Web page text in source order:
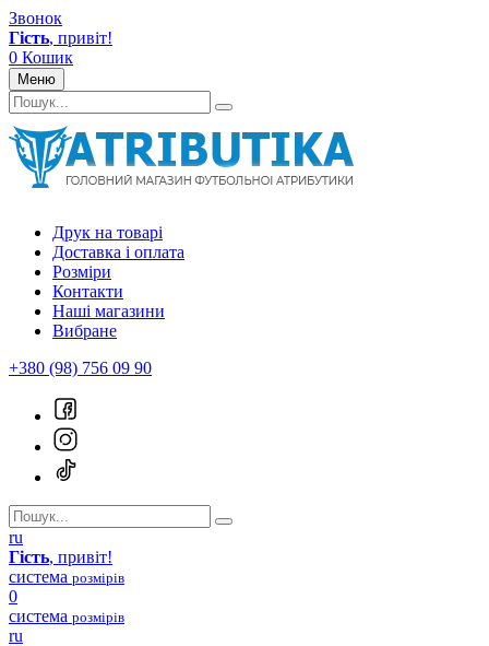
Звонок
Гість, привіт!
0 Кошик
Меню
Друк на товарі
Доставка і оплата
Розміри
Контакти
Наші магазини
Вибране
+380 (98) 756 09 90
ru
Гість, привіт!
система розмірів
0
система розмірів
ru